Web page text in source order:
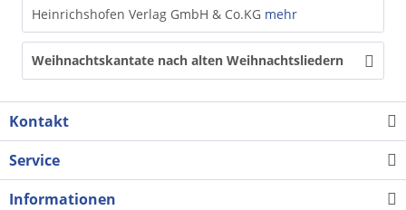
Heinrichshofen Verlag GmbH & Co.KG mehr
Weihnachtskantate nach alten Weihnachtsliedern
Kontakt
Service
Informationen